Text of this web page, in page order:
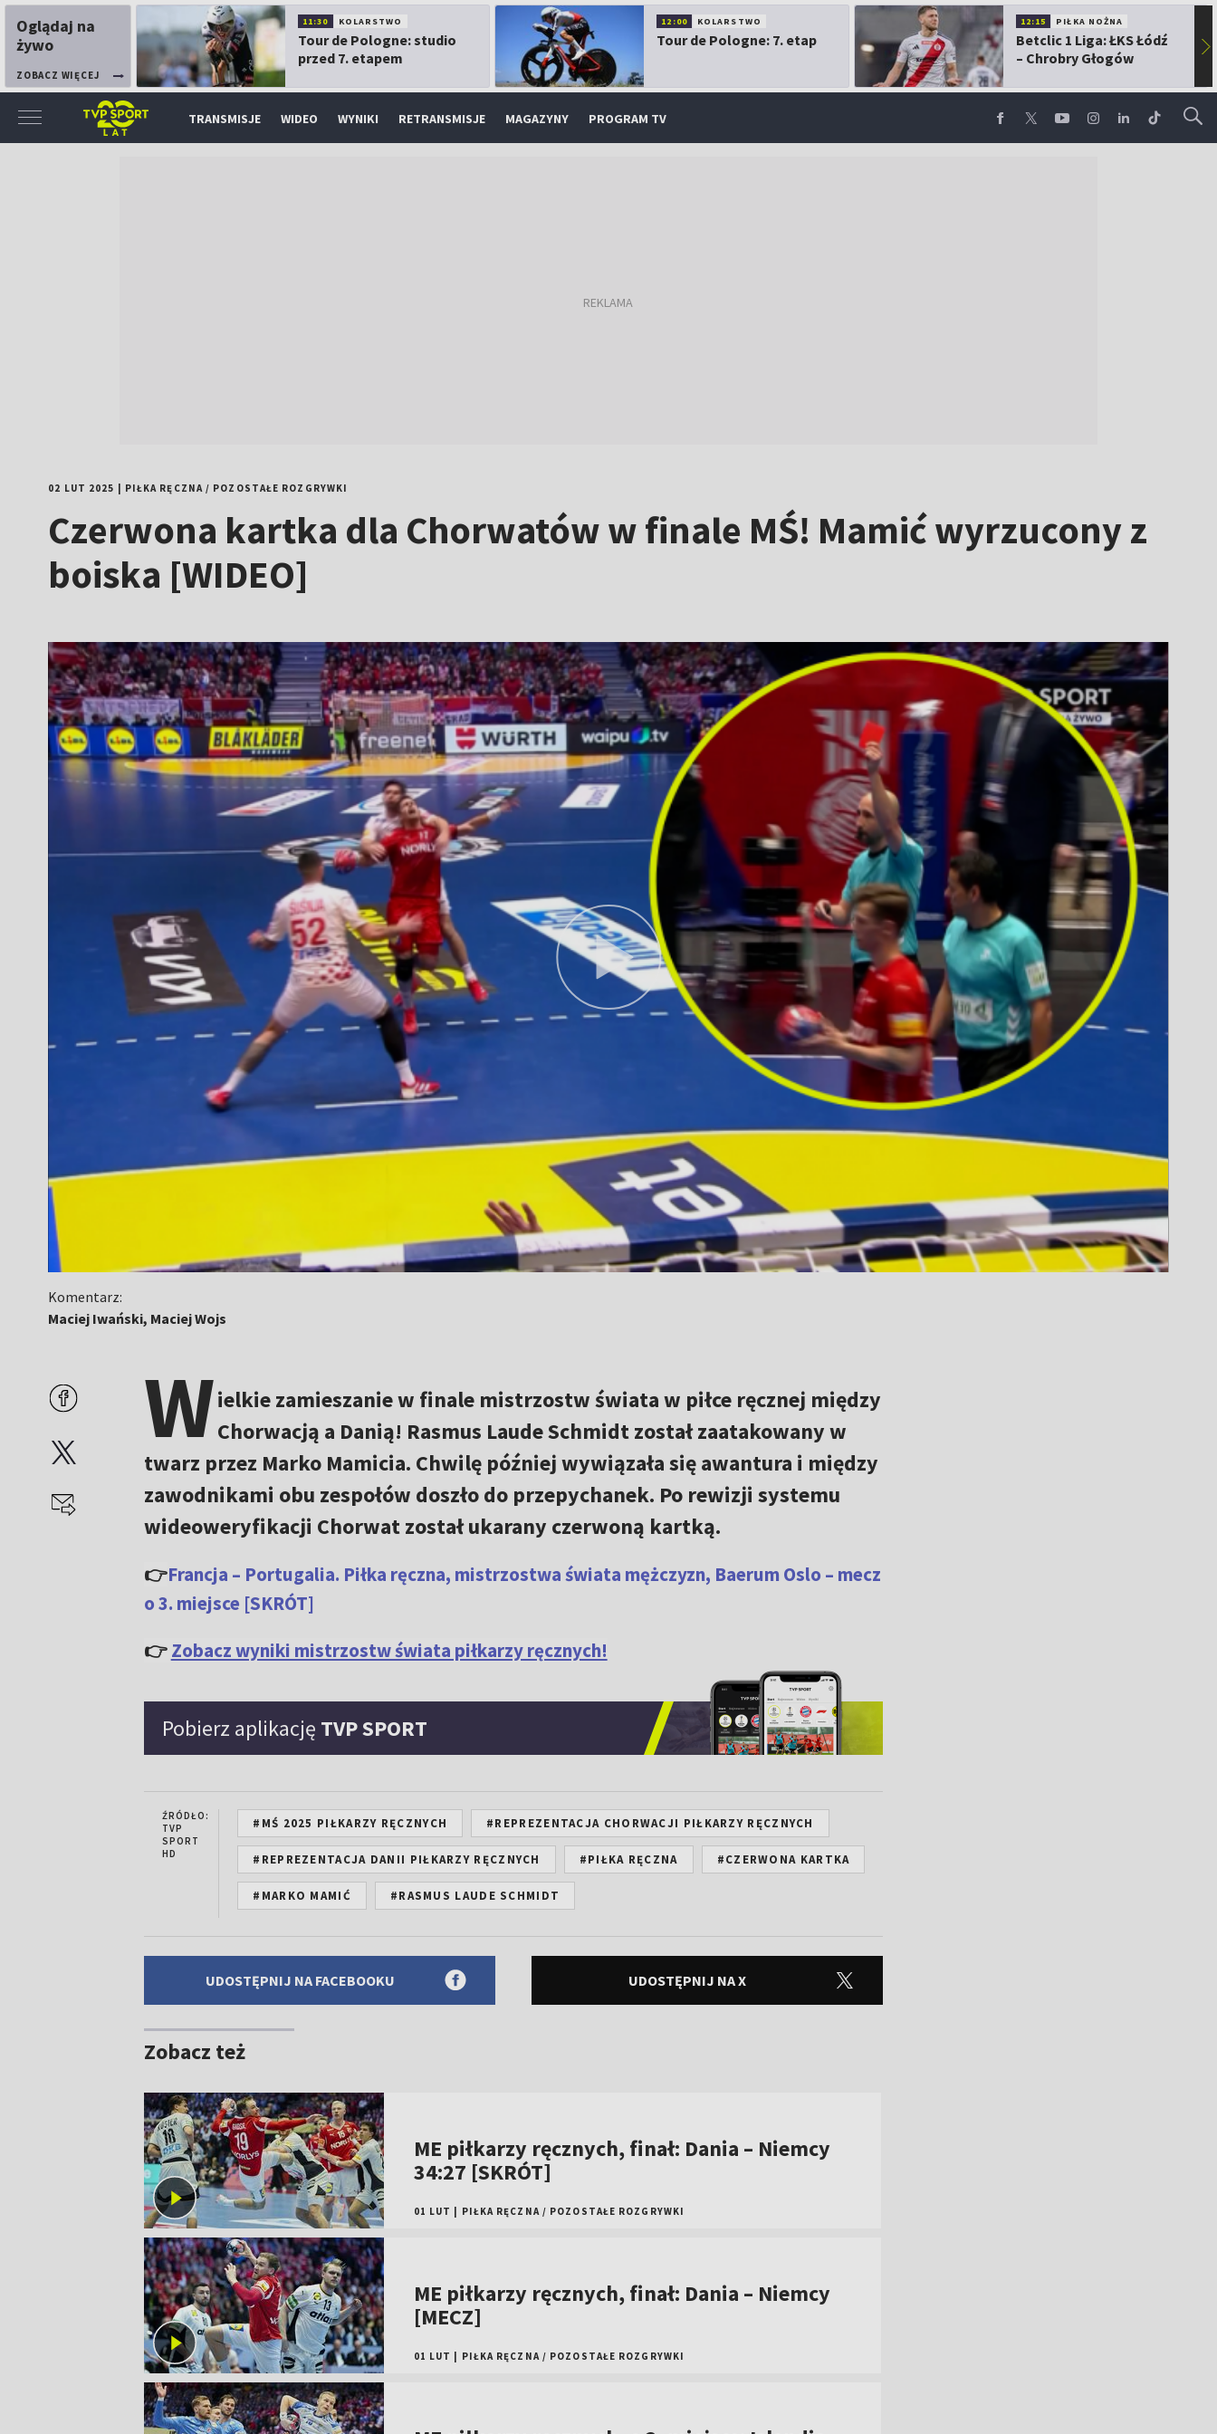
Oglądaj na
żywo
ZOBACZ WIĘCEJ
11:30 KOLARSTWO
Tour de Pologne: studio
przed 7. etapem
12:00 KOLARSTWO
Tour de Pologne: 7. etap
12:15 PIŁKA NOŻNA
Betclic 1 Liga: ŁKS Łódź
– Chrobry Głogów
▶
TRANSMISJE WIDEO WYNIKI RETRANSMISJE MAGAZYNY PROGRAM TV
02 LUT 2025 PIŁKA RĘCZNA/ POZOSTAŁE ROZGRYWKI
Czerwona kartka dla Chorwatów w finale MŚ! Mamić wyrzucony z
boiska [WIDEO]
Komentarz:
Maciej Iwański, Maciej Wojs
Wielkie zamieszanie w finale mistrzostw świata w piłce ręcznej między
Chorwacją a Danią! Rasmus Laude Schmidt został zaatakowany w
twarz przez Marko Mamicia. Chwilę później wywiązała się awantura i między
zawodnikami obu zespołów doszło do przepychanek. Po rewizji systemu
wideoweryfikacji Chorwat został ukarany czerwoną kartką.
👉Francja – Portugalia. Piłka ręczna, mistrzostwa świata mężczyzn, Baerum Oslo – mecz
o 3. miejsce [SKRÓT]
👉Zobacz wyniki mistrzostw świata piłkarzy ręcznych!
Pobierz aplikację TVP SPORT
ŹRÓDŁO:
TVP
SPORT
HD
#MŚ 2025 PIŁKARZY RĘCZNYCH #REPREZENTACJA CHORWACJI PIŁKARZY RĘCZNYCH
#REPREZENTACJA DANII PIŁKARZY RĘCZNYCH #PIŁKA RĘCZNA #CZERWONA KARTKA
#MARKO MAMIĆ #RASMUS LAUDE SCHMIDT
UDOSTĘPNIJ NA FACEBOOKU UDOSTĘPNIJ NA X
Zobacz też
ME piłkarzy ręcznych, finał: Dania – Niemcy
34:27 [SKRÓT]
01 LUT PIŁKA RĘCZNA / POZOSTAŁE ROZGRYWKI
ME piłkarzy ręcznych, finał: Dania – Niemcy
[MECZ]
01 LUT PIŁKA RĘCZNA / POZOSTAŁE ROZGRYWKI